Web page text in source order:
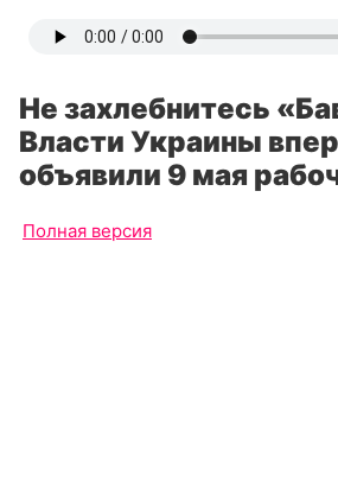
Не захлебнитесь
Власти Украины
объявили 9 мая
Полная версия